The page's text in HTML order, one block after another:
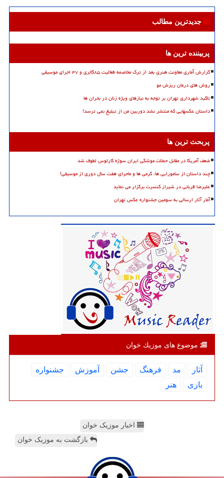
جدیدترین مطالب
پربیننده ترین ها
گزارش آماری معاونت هنری بعد از ترک مخاصمه فعالیت ۸۵گالری و ۴۷ اجرای موسیقی
روش های درمان ریزش مو
تاکید شهرداری تهران بر توجه به نیازهای ویژه زنان در بحران ها
داستان عکسهایی که منتشر نشد دوربین من از تبلیغ نمی ترسد!
پربحث ترین ها
ضعف آمریکا در مقابل حملات موشکی ایران سوژه کارلوس لطوف شد
چند داستان از سامورایی ها، گرمی ها و ماجرای هفت سال دوری از موسیقی!
علیرضا قربانی در شیراز کنسرت برگزار می نماید
آمار آثار ارسالی به سومین جشنواره عکس تهران
موضوع های موزیك خوان
آثار مد فرهنگ جشن آموزش
جشنواره
بازی
هنر
اخبار موزیک خوان
بازگشت به موزیک خوان